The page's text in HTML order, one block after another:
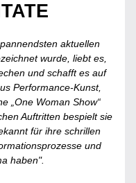
aktuellen
wurde, liebt es,
und schafft es auf
Performance-Kunst,
„One Woman Show“
Auftritten bespielt sie
für ihre schrillen
und
haben".